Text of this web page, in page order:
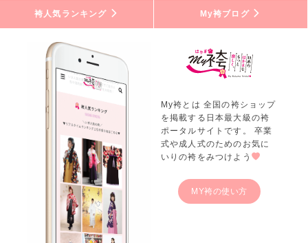
袴人気ランキング My袴ブログ
My袴とは 全国の袴ショップ
を掲載する日本最大級の袴
ポータルサイトです。 卒業
式や成人式のためのお気に
いりの袴をみつけよう
MY袴の使い方